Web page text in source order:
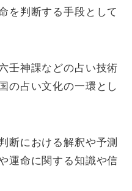
を判断する手段として
壬神課などの占い技術
の占い文化の一環とし
断における解釈や予測
運命に関する知識や信